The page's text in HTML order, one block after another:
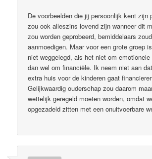
De voorbeelden die jij persoonlijk kent zijn
zou ook alleszins lovend zijn wanneer dit
zou worden geprobeerd, bemiddelaars
aanmoedigen. Maar voor een grote groep
niet weggelegd, als het niet om emotionele
dan wel om financiële. Ik neem niet aan
extra huis voor de kinderen gaat
Gelijkwaardig ouderschap zou daarom
wettelijk geregeld moeten worden, omdat
opgezadeld zitten met een onuitvoerbare